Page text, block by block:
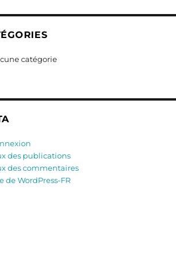
catégorie
des publications
des commentaires
de WordPress-FR